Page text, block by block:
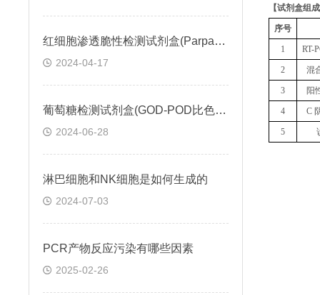
红细胞渗透脆性检测试剂盒(Parpart比色法)操作步骤
2024-04-17
葡萄糖检测试剂盒(GOD-POD比色法)説明书
2024-06-28
淋巴细胞和NK细胞是如何生成的
2024-07-03
PCR产物反应污染有哪些因素
2025-02-26
【试剂盒组成
序号
1 RT-
2 混
3 阳
4 C
5